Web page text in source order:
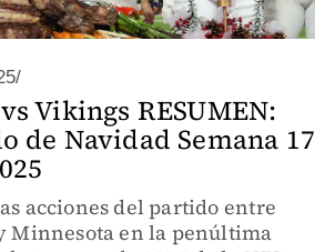
Vikings RESUMEN:
de Navidad Semana 17
acciones del partido entre
Minnesota en la penúltima